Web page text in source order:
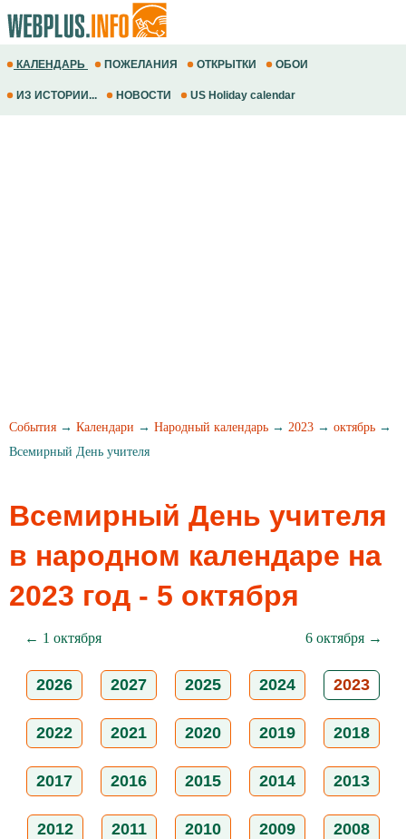
КАЛЕНДАРЬ ПОЖЕЛАНИЯ ОТКРЫТКИ ОБОИ
ИЗ ИСТОРИИ... НОВОСТИ US Holiday calendar
События → Календари → Народный календарь → 2023 → октябрь →
Всемирный День учителя
Всемирный День учителя
в народном календаре на
2023 год - 5 октября
← 1 октября 6 октября →
2026 2027 2025 2024 2023
2022 2021 2020 2019 2018
2017 2016 2015 2014 2013
2012 2011 2010 2009 2008